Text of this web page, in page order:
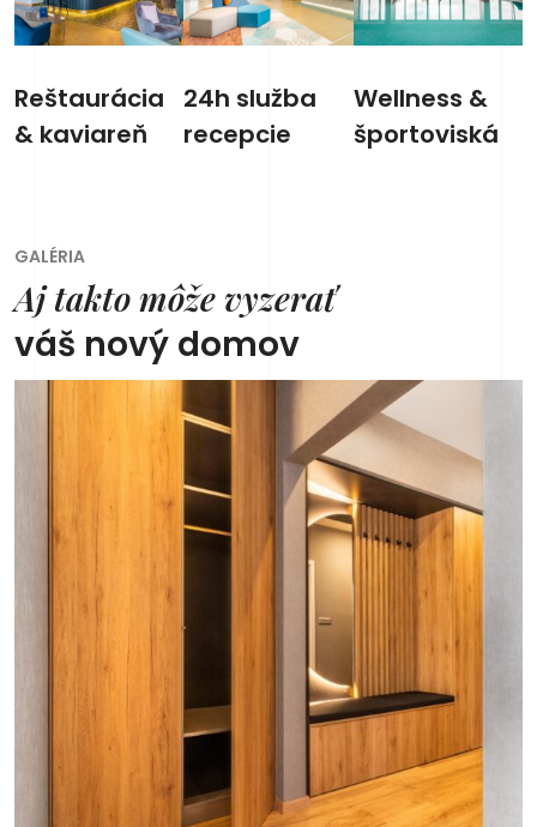
Reštaurácia
& kaviareň
24h služba
recepcie
Wellness &
športoviská
GALÉRIA
Aj takto môže vyzerať
váš nový domov